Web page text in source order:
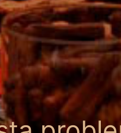
de café.